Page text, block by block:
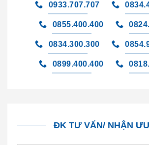
0933.707.707
0855.400.400
0834.300.300
0899.400.400
ĐK TƯ VẤN/ NHẬN